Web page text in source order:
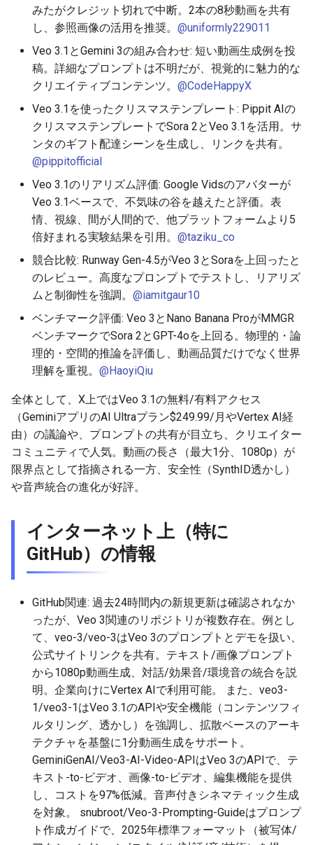
2026-06-09
2026-06-08
2026-06-07
2026-06-06
2026-06-05
2026-06-04
2026-06-03
2026-06-02
2026-06-01
2026-05-31
2026-05-30
2026-05-29
2026-05-28
2026-05-27
2026-05-25
2026-05-23
2026-05-22
2026-05-21
2026-05-20
2026-05-19
2026-05-18
2026-05-17
2026-05-16
2025-11-24
2025-11-23
2025-11-22
2025-11-21
2025-11-20
2025-11-19
2025-11-18
2025-11-17
2025-11-16
2025-11-15
2025-11-14
2025-11-13
2025-11-12
2025-11-11
2025-11-09
2025-11-07
2025-11-06
2025-11-05
2025-11-04
2025-11-03
2025-11-02
2025-11-01
2025-10-31
2026-06-09
2026-06-08
2026-06-07
2026-06-06
2026-06-05
2026-06-04
2026-06-03
2026-06-02
2026-06-01
2026-05-31
2026-05-30
2026-05-29
2026-05-28
2026-05-27
2026-05-25
2026-05-23
2026-05-22
2026-05-21
2026-05-20
2026-05-19
2026-05-18
2026-05-17
2026-05-16
2025-11-24
2025-11-23
2025-11-22
2025-11-21
2025-11-20
2025-11-19
2025-11-18
2025-11-17
2025-11-16
2025-11-15
2025-11-14
2025-11-13
2025-11-12
2025-11-11
2025-11-09
2025-11-07
2025-11-06
2025-11-05
2025-11-04
2025-11-03
2025-11-02
2025-11-01
2025-10-31
2026-06-06
2026-06-05
2026-06-04
2026-06-03
2026-06-02
2026-06-01
2026-05-31
2026-05-30
2026-05-29
2026-05-28
2026-05-27
2026-05-26
2026-05-25
2026-05-24
2026-05-22
2026-05-20
2026-05-19
2026-05-18
2026-05-17
2026-05-16
2026-05-15
2026-05-14
2026-05-13
2025-11-24
2025-11-23
2025-11-22
2025-11-21
2025-11-20
2025-11-19
2025-11-18
2025-11-17
2025-11-16
2025-11-15
2025-11-14
2025-11-13
2025-11-12
2025-11-11
2025-11-09
2025-11-07
2025-11-06
2025-11-05
2025-11-04
2025-11-03
2025-11-02
2025-11-01
2025-10-31
2026-06-06
2026-06-05
2026-06-04
2026-06-03
2026-06-02
2026-05-31
2026-05-30
2026-05-29
2026-05-28
2026-05-27
2026-05-26
2026-05-25
2026-05-24
2026-05-23
2026-05-22
2026-05-21
2026-05-20
2026-05-19
2026-05-18
2026-05-17
2026-05-16
2026-05-15
2026-05-14
2026-05-13
2026-05-12
2026-06-09
2026-06-08
2026-06-07
2026-06-06
2026-06-05
2026-06-04
2026-06-03
2026-06-02
2026-06-01
2026-05-31
2026-05-30
2026-05-29
2026-05-28
2026-05-27
2026-05-25
2026-05-23
2026-05-22
2026-05-21
2026-05-20
2026-05-18
2026-06-03
2026-06-02
2026-06-01
2026-05-31
2026-05-30
みたがクレジット切れで中断。2本の8秒動画を共有
し、参照画像の活用を推奨。 @uniformly229011
Veo 3.1とGemini 3の組み合わせ: 短い動画生成例を投
稿。詳細なプロンプトは不明だが、視覚的に魅力的な
クリエイティブコンテンツ。 @CodeHappyX
Veo 3.1を使ったクリスマステンプレート: Pippit AIの
クリスマステンプレートでSora 2とVeo 3.1を活用。サ
ンタのギフト配達シーンを生成し、リンクを共有。
@pippitofficial
Veo 3.1のリアリズム評価: Google Vidsのアバターが
Veo 3.1ベースで、不気味の谷を越えたと評価。表
情、視線、間が人間的で、他プラットフォームより5
倍好まれる実験結果を引用。 @taziku_co
競合比較: Runway Gen-4.5がVeo 3とSoraを上回ったと
のレビュー。高度なプロンプトでテストし、リアリズ
ムと制御性を強調。 @iamitgaur10
ベンチマーク評価: Veo 3とNano Banana ProがMMGR
ベンチマークでSora 2とGPT-4oを上回る。物理的・論
理的・空間的推論を評価し、動画品質だけでなく世界
理解を重視。 @HaoyiQiu
全体として、X上ではVeo 3.1の無料/有料アクセス
（GeminiアプリのAI Ultraプラン$249.99/月やVertex AI経
由）の議論や、プロンプトの共有が目立ち、クリエイター
コミュニティで人気。動画の長さ（最大1分、1080p）が
限界点として指摘される一方、安全性（SynthID透かし）
や音声統合の進化が好評。
インターネット上（特に
GitHub）の情報
GitHub関連: 過去24時間内の新規更新は確認されなか
ったが、Veo 3関連のリポジトリが複数存在。例とし
て、veo-3/veo-3はVeo 3のプロンプトとデモを扱い、
公式サイトリンクを共有。テキスト/画像プロンプト
から1080p動画生成、対話/効果音/環境音の統合を説
明。企業向けにVertex AIで利用可能。 また、veo3-
1/veo3-1はVeo 3.1のAPIや安全機能（コンテンツフィ
ルタリング、透かし）を強調し、拡散ベースのアーキ
テクチャを基盤に1分動画生成をサポート。
GeminiGenAI/Veo3-AI-Video-APIはVeo 3のAPIで、テ
キスト-to-ビデオ、画像-to-ビデオ、編集機能を提供
し、コストを97%低減。音声付きシネマティック生成
を対象。 snubroot/Veo-3-Prompting-Guideはプロンプ
ト作成ガイドで、2025年標準フォーマット（被写体/